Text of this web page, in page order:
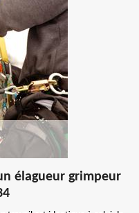
élagueur grimpeur